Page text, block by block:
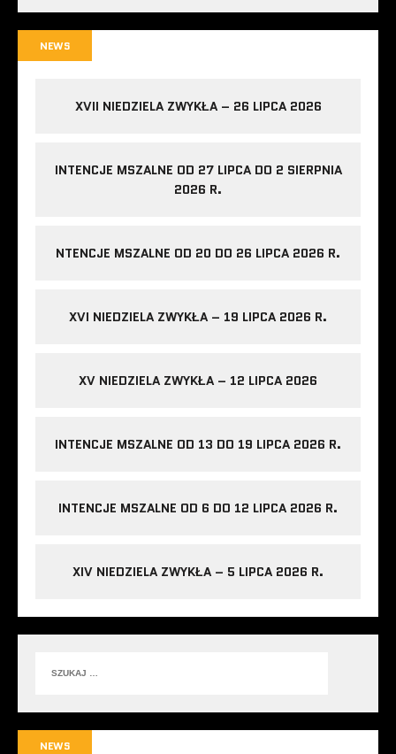
NEWS
XVII NIEDZIELA ZWYKŁA – 26 LIPCA 2026
INTENCJE MSZALNE OD 27 LIPCA DO 2 SIERPNIA
2026 R.
NTENCJE MSZALNE OD 20 DO 26 LIPCA 2026 R.
XVI NIEDZIELA ZWYKŁA – 19 LIPCA 2026 R.
XV NIEDZIELA ZWYKŁA – 12 LIPCA 2026
INTENCJE MSZALNE OD 13 DO 19 LIPCA 2026 R.
INTENCJE MSZALNE OD 6 DO 12 LIPCA 2026 R.
XIV NIEDZIELA ZWYKŁA – 5 LIPCA 2026 R.
NEWS